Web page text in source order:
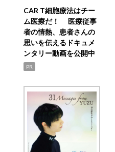
CAR T細胞療法はチー
ム医療だ！ 医療従事
者の情熱、患者さんの
思いを伝えるドキュメ
ンタリー動画を公開中
PR